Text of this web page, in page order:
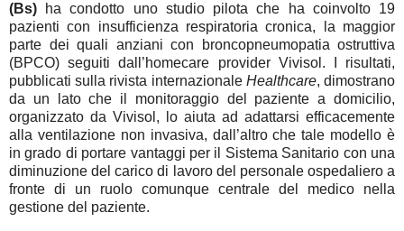
(Bs) ha condotto uno studio pilota che ha coinvolto 19
pazienti con insufficienza respiratoria cronica, la maggior
parte dei quali anziani con broncopneumopatia ostruttiva
(BPCO) seguiti dall’homecare provider Vivisol. I risultati,
pubblicati sulla rivista internazionale Healthcare, dimostrano
da un lato che il monitoraggio del paziente a domicilio,
organizzato da Vivisol, lo aiuta ad adattarsi efficacemente
alla ventilazione non invasiva, dall’altro che tale modello è
in grado di portare vantaggi per il Sistema Sanitario con una
diminuzione del carico di lavoro del personale ospedaliero a
fronte di un ruolo comunque centrale del medico nella
gestione del paziente.